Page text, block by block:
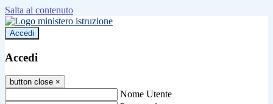
Salta al contenuto
Accedi
Accedi
button close ×
Nome Utente